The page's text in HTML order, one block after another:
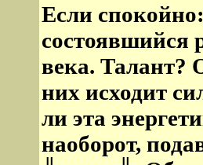
Если
состоявшийся
века. Талант?
них исходит
ли эта
наоборот,